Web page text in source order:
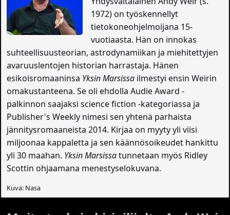
1972) on työskennellyt
tietokoneohjelmoijana 15-
vuotiaasta. Hän on innokas
suhteellisuusteorian, astrodynamiikan ja miehitettyjen
avaruuslentojen historian harrastaja. Hänen
esikoisromaaninsa Yksin Marsissa ilmestyi ensin Weirin
omakustanteena. Se oli ehdolla Audie Award -
palkinnon saajaksi science fiction -kategoriassa ja
Publisher's Weekly nimesi sen yhtenä parhaista
jännitysromaaneista 2014. Kirjaa on myyty yli viisi
miljoonaa kappaletta ja sen käännösoikeudet hankittu
yli 30 maahan. Yksin Marsissatunnetaan myös Ridley
Scottin ohjaamana menestyselokuvana.
Kuva: Nasa